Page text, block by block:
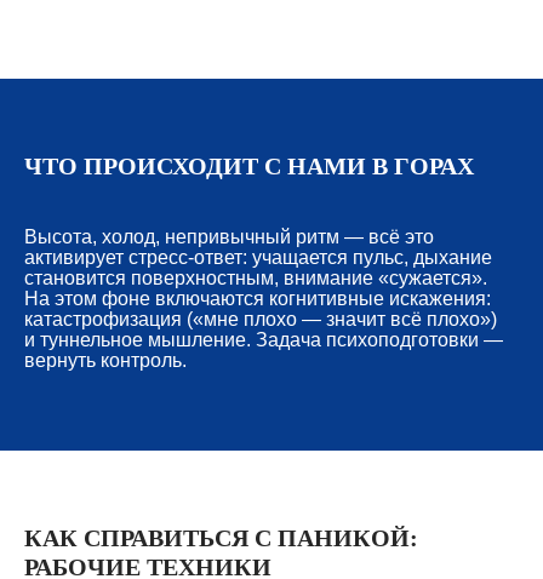
ЧТО ПРОИСХОДИТ С НАМИ В ГОРАХ
Высота, холод, непривычный ритм — всё это
активирует стресс-ответ: учащается пульс, дыхание
становится поверхностным, внимание «сужается».
На этом фоне включаются когнитивные искажения:
катастрофизация («мне плохо — значит всё плохо»)
и туннельное мышление. Задача психоподготовки —
вернуть контроль.
КАК СПРАВИТЬСЯ С ПАНИКОЙ:
РАБОЧИЕ ТЕХНИКИ